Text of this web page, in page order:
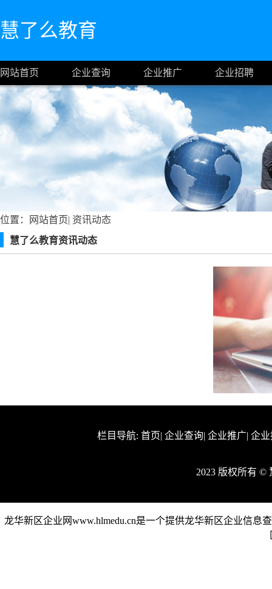
慧了么教育
网站首页 企业查询 企业推广 企业招聘
位置： 网站首页| 资讯动态
慧了么教育资讯动态
栏目导航: 首页| 企业查询| 企业推广| 企
2023 版权所有
龙华新区企业网www.hlmedu.cn是一个提供龙华新区企业信